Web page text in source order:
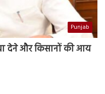
Punjab
देने और किसानों की आय